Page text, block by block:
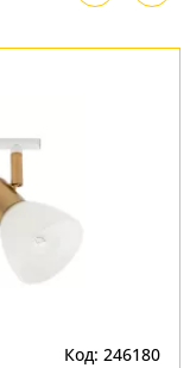
Код: 246180